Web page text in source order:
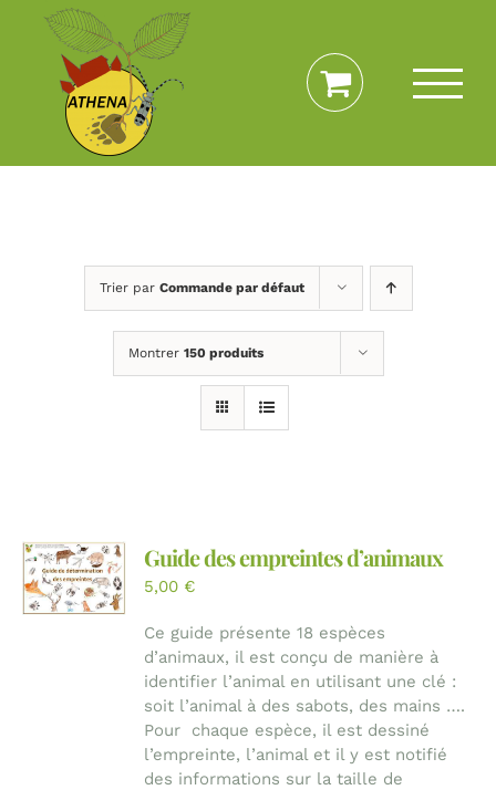
Passer
contenu
Trier par Commande par défaut
Montrer 150 produits
Guide des empreintes d’animaux
5,00 €
Ce guide présente 18 espèces
d’animaux, il est conçu de manière à
identifier l’animal en utilisant une clé :
soit l’animal à des sabots, des mains ….
Pour chaque espèce, il est dessiné
l’empreinte, l’animal et il y est notifié
des informations sur la taille de